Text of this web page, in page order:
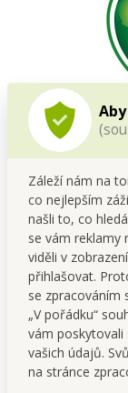
Záleží nám na
co nejlepším
našli to, co
se vám reklamy
viděli v
přihlašovat.
se zpracováním
„V pořádku“
vám poskytovali
vašich údajů.
na stránce
Ekologie
Tento
množství oproti
zbytečnou vodu,
supermarketu
výhodnost
Díky menšímu
životní prostředí
peníze za
prostředků a